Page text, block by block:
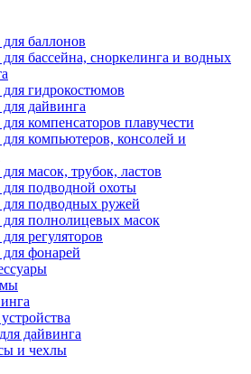
баллонов
бассейна, сноркелинга и водных
гидрокостюмов
дайвинга
компенсаторов плавучести
компьютеров, консолей и
масок, трубок, ластов
подводной охоты
для подводных ружей
для полнолицевых масок
регуляторов
фонарей
дайвинга
и чехлы